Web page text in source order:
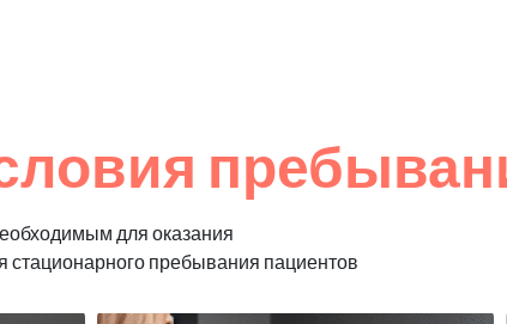
для оказания
стационарного пребывания пациентов